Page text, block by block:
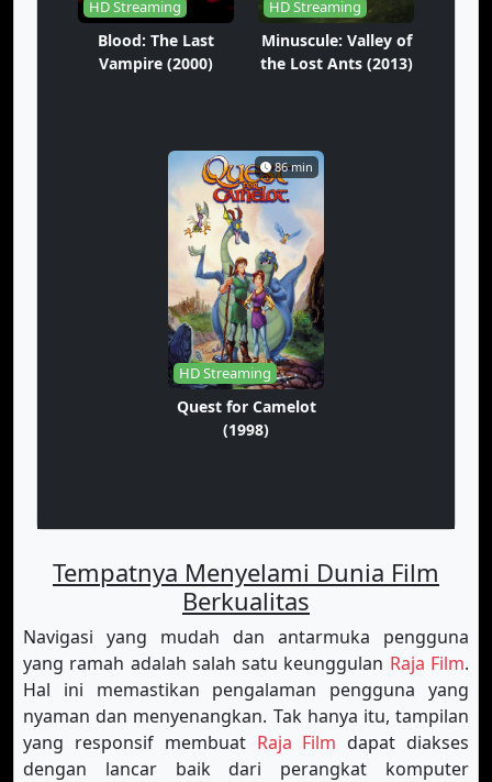
HD Streaming
Blood: The Last
Vampire (2000)
HD Streaming
Minuscule: Valley of
the Lost Ants (2013)
86 min
HD Streaming
Quest for Camelot
(1998)
Tempatnya Menyelami Dunia Film
Berkualitas
Navigasi yang mudah dan antarmuka pengguna
yang ramah adalah salah satu keunggulan Raja Film.
Hal ini memastikan pengalaman pengguna yang
nyaman dan menyenangkan. Tak hanya itu, tampilan
yang responsif membuat Raja Film dapat diakses
dengan lancar baik dari perangkat komputer